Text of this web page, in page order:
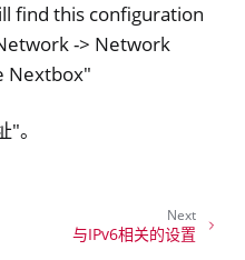
find this configuration
-> Network
Nextbox"
。
Next
与IPv6相关的设置